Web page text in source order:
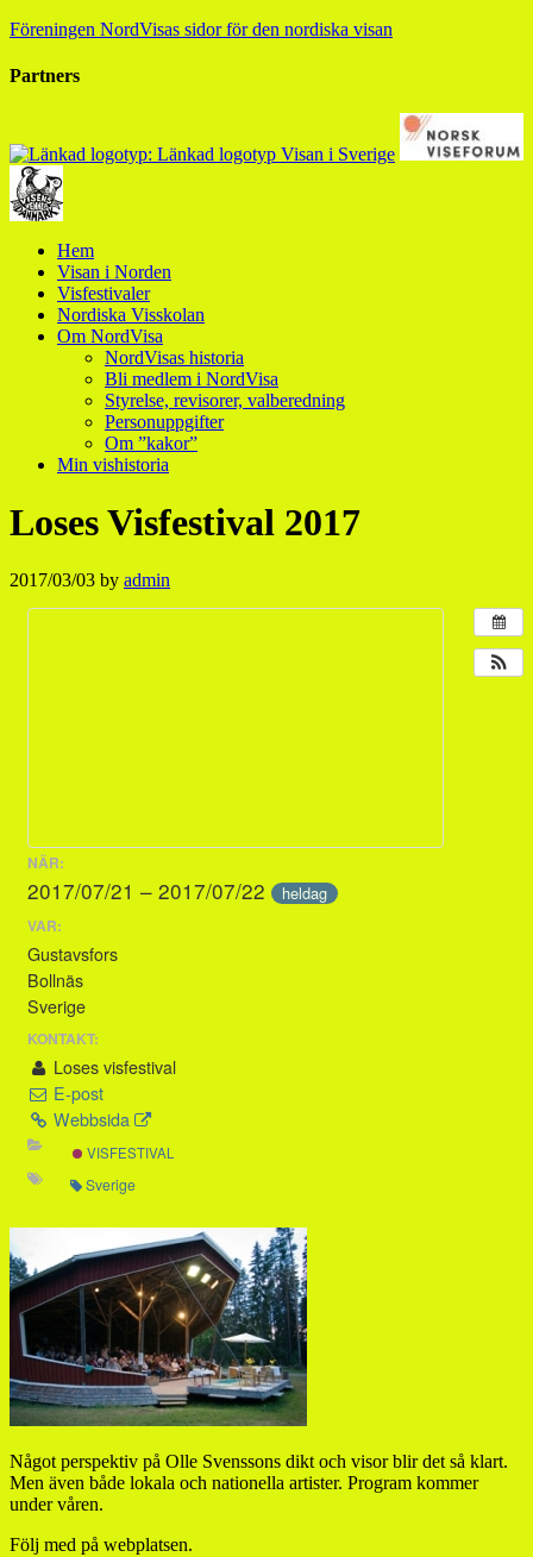
Föreningen NordVisas sidor för den nordiska visan
Partners
Hem
Visan i Norden
Visfestivaler
Nordiska Visskolan
Om NordVisa
NordVisas historia
Bli medlem i NordVisa
Styrelse, revisorer, valberedning
Personuppgifter
Om ”kakor”
Min vishistoria
Loses Visfestival 2017
2017/03/03 by admin
NÄR:
2017/07/21 – 2017/07/22 heldag
VAR:
Gustavsfors
Bollnäs
Sverige
KONTAKT:
Loses visfestival
E-post
Webbsida
VISFESTIVAL
Sverige
Något perspektiv på Olle Svenssons dikt och visor blir det så klart.
Men även både lokala och nationella artister. Program kommer
under våren.
Följ med på webplatsen.